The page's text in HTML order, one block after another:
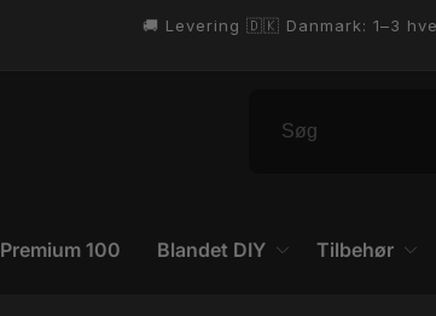
💎Danmarks
Premium 100 Blandet DIY Tilbehør